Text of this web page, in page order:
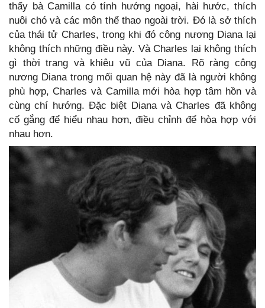
thấy bà Camilla có tính hướng ngoại, hài hước, thích
nuôi chó và các môn thể thao ngoài trời. Đó là sở thích
của thái tử Charles, trong khi đó công nương Diana lại
không thích những điều này. Và Charles lại không thích
gì thời trang và khiêu vũ của Diana. Rõ ràng công
nương Diana trong mối quan hệ này đã là người không
phù hợp, Charles và Camilla mới hòa hợp tâm hồn và
cùng chí hướng. Đặc biệt Diana và Charles đã không
cố gắng để hiểu nhau hơn, điều chỉnh để hòa hợp với
nhau hơn.